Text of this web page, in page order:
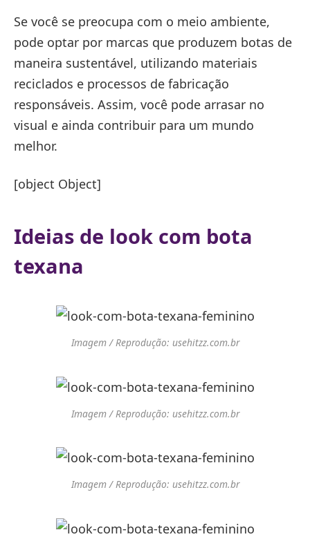
Se você se preocupa com o meio ambiente,
pode optar por marcas que produzem botas de
maneira sustentável, utilizando materiais
reciclados e processos de fabricação
responsáveis. Assim, você pode arrasar no
visual e ainda contribuir para um mundo
melhor.
[object Object]
Ideias de look com bota
texana
Imagem / Reprodução: usehitzz.com.br
Imagem / Reprodução: usehitzz.com.br
Imagem / Reprodução: usehitzz.com.br